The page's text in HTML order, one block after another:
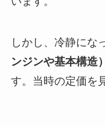
しかし、冷静にな
ンジンや基本構造
す。当時の定価を